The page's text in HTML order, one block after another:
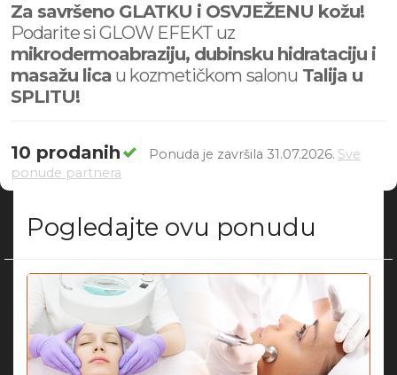
Za savršeno GLATKU i OSVJEŽENU kožu!
Podarite si GLOW EFEKT uz
mikrodermoabraziju, dubinsku hidrataciju i
masažu lica u kozmetičkom salonu Talija u
SPLITU!
10 prodanih Ponuda je završila 31.07.2026. Sve
ponude partnera
Pogledajte ovu ponudu